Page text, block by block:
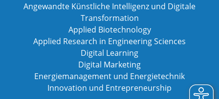
Angewandte Künstliche Intelligenz und Digitale
Transformation
Applied Biotechnology
Applied Research in Engineering Sciences
Digital Learning
Digital Marketing
Energiemanagement und Energietechnik
Innovation und Entrepreneurship